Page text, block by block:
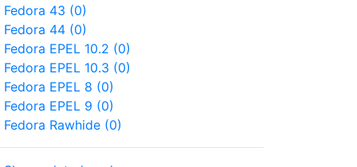
Fedora 43 (0)
Fedora 44 (0)
Fedora EPEL 10.2 (0)
Fedora EPEL 10.3 (0)
Fedora EPEL 8 (0)
Fedora EPEL 9 (0)
Fedora Rawhide (0)